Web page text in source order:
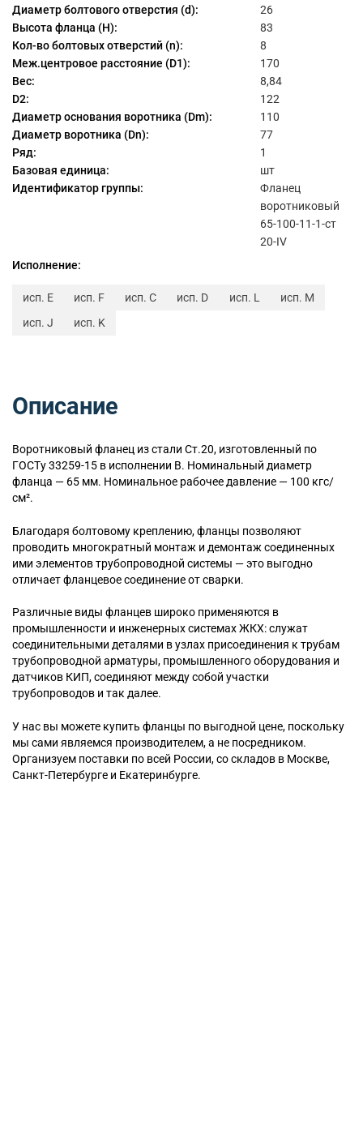
Диаметр болтового отверстия (d):
26
Высота фланца (H):
83
Кол-во болтовых отверстий (n):
8
Меж.центровое расстояние (D1):
170
Вес:
8,84
D2:
122
Диаметр основания воротника (Dm):
110
Диаметр воротника (Dn):
77
Ряд:
1
Базовая единица:
шт
Идентификатор группы:
Фланец
воротниковый
65-100-11-1-ст
20-IV
Исполнение:
исп. E исп. F исп. C исп. D исп. L
исп. M
исп. J
исп. K
Описание
Воротниковый фланец из стали Ст.20, изготовленный по
ГОСТу 33259-15 в исполнении B. Номинальный диаметр
фланца — 65 мм. Номинальное рабочее давление — 100 кгс/
см².
Благодаря болтовому креплению, фланцы позволяют
проводить многократный монтаж и демонтаж соединенных
ими элементов трубопроводной системы — это выгодно
отличает фланцевое соединение от сварки.
Различные виды фланцев широко применяются в
промышленности и инженерных системах ЖКХ: служат
соединительными деталями в узлах присоединения к трубам
трубопроводной арматуры, промышленного оборудования и
датчиков КИП, соединяют между собой участки
трубопроводов и так далее.
У нас вы можете купить фланцы по выгодной цене, поскольку
мы сами являемся производителем, а не посредником.
Организуем поставки по всей России, со складов в Москве,
Санкт-Петербурге и Екатеринбурге.